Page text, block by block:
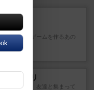
。毒のあるゲームを作るあの
からもう...
ん
・ミドリ
るのですが、友達と集まって